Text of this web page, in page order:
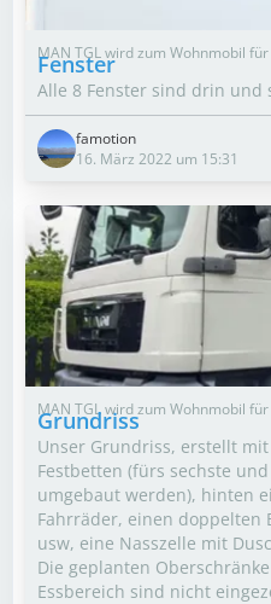
MAN TGL wird zum Wohnmobil
Fenster
Alle 8 Fenster sind drin und
famotion
16. März 2022 um 15:31
MAN TGL wird zum Wohnmobil
Grundriss
Unser Grundriss, erstellt
Festbetten (fürs sechste
umgebaut werden), hinten
Fahrräder, einen doppelten
usw, eine Nasszelle mit
Die geplanten
Essbereich sind nicht